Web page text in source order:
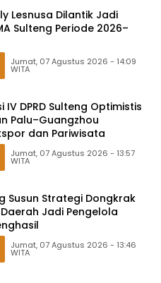
Lesnusa Dilantik Jadi
Sulteng Periode 2026–
Jumat, 07 Agustus 2026 - 14:09
WITA
IV DPRD Sulteng Optimistis
Palu–Guangzhou
dan Pariwisata
Jumat, 07 Agustus 2026 - 13:57
WITA
Susun Strategi Dongkrak
Jadi Pengelola
Jumat, 07 Agustus 2026 - 13:46
WITA